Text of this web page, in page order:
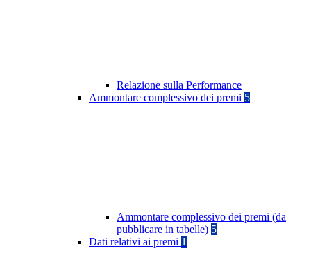
Relazione sulla Performance
Ammontare complessivo dei premi 5
Ammontare complessivo dei premi (da
pubblicare in tabelle) 5
Dati relativi ai premi 1